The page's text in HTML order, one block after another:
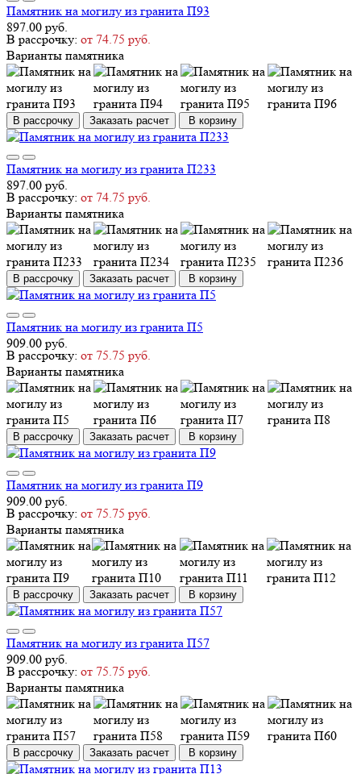
Памятник на могилу из гранита П93
897.00 руб.
В рассрочку: от 74.75 руб.
Варианты памятника
В рассрочку Заказать расчет В корзину
Памятник на могилу из гранита П233
897.00 руб.
В рассрочку: от 74.75 руб.
Варианты памятника
В рассрочку Заказать расчет В корзину
Памятник на могилу из гранита П5
909.00 руб.
В рассрочку: от 75.75 руб.
Варианты памятника
В рассрочку Заказать расчет В корзину
Памятник на могилу из гранита П9
909.00 руб.
В рассрочку: от 75.75 руб.
Варианты памятника
В рассрочку Заказать расчет В корзину
Памятник на могилу из гранита П57
909.00 руб.
В рассрочку: от 75.75 руб.
Варианты памятника
В рассрочку Заказать расчет В корзину